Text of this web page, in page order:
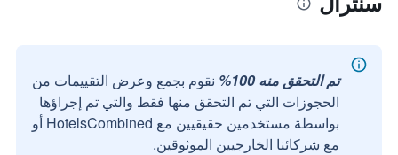
تم التحقق منه 100%
نقوم بجمع وعرض التقييمات من
الحجوزات التي تم التحقق منها فقط والتي تم إجراؤها
بواسطة مستخدمين حقيقيين مع HotelsCombined أو
مع شركائنا الخارجيين الموثوقين.